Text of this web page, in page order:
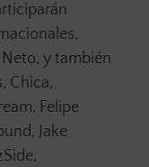
y también
Chica,
Felipe
Jake